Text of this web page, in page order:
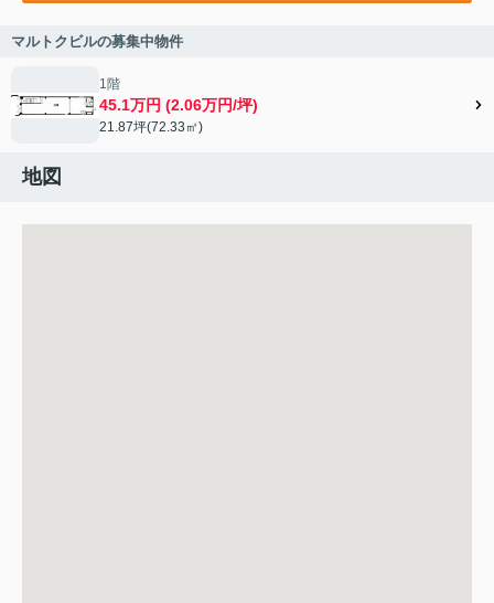
マルトクビルの募集中物件
1階
45.1万円 (2.06万円/坪)
21.87坪(72.33㎡)
地図